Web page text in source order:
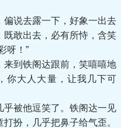
说去露一下，好象一出去
敢出去，必有所恃，含笑
呀！”
到铁阁达跟前，笑嘻嘻地
你大人大量，让我几下可
被他逗笑了。铁阁达一见
扮，几乎把鼻子给气歪。